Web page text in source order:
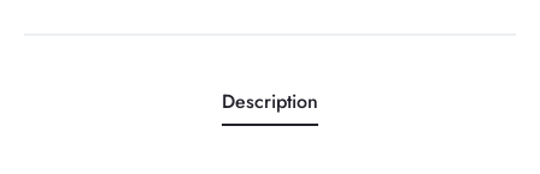
Description